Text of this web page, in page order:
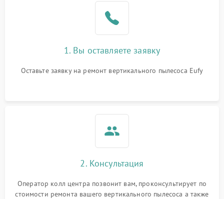
1. Вы оставляете заявку
Оставьте заявку на ремонт вертикального пылесоса Eufy
2. Консультация
Оператор колл центра позвонит вам, проконсультирует по
стоимости ремонта вашего вертикального пылесоса а также